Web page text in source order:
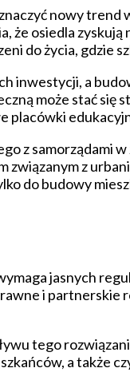
nowy
że osiedla zyskują
do życia, gdzie
inwestycji, a
może stać się
placówki
z samorządami w
z
do budowy
jasnych
i partnerskie
tego
a także